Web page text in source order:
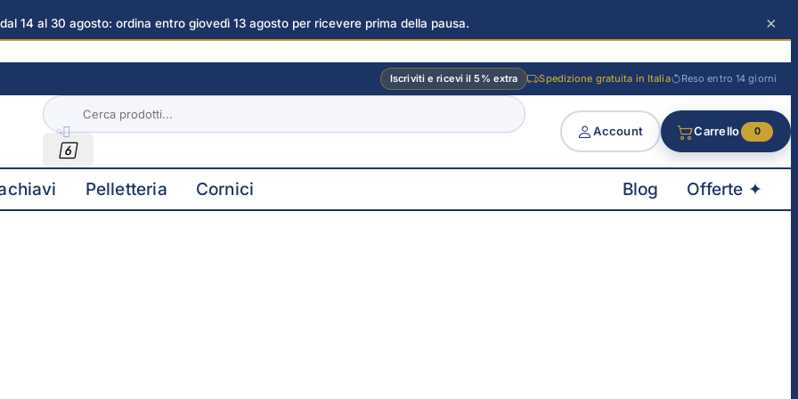
14 al 30 agosto: ordina entro giovedì 13 agosto per ricevere prima della pausa. ×
Iscriviti e ricevi il 5% extra Spedizione gratuita in Italia Reso entro 14 giorni


Account Carrello 0
Pelletteria Cornici Blog Offerte ✦